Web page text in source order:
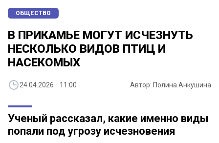
ОБЩЕСТВО
​В ПРИКАМЬЕ МОГУТ ИСЧЕЗНУТЬ
НЕСКОЛЬКО ВИДОВ ПТИЦ И
НАСЕКОМЫХ
24.04.2026 11:00 Автор: Полина Анкушина
Ученый рассказал, какие именно виды
попали под угрозу исчезновения